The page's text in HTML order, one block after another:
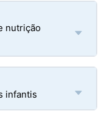
nutrição
infantis